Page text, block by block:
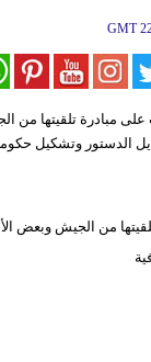
GMT
من الجيش وبعض